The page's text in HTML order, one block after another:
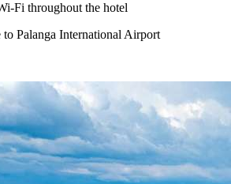
Fi throughout the hotel
Palanga International Airport